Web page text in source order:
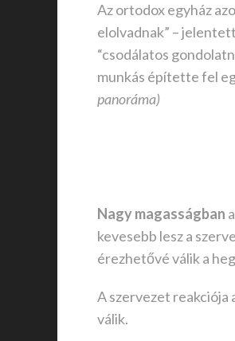
Az ortodox egyház
elolvadnak” –
“csodálatos
munkás építette fel
panoráma)
Nagy magasságban
kevesebb lesz a
érezhetővé válik a
A szervezet reakciója
válik.